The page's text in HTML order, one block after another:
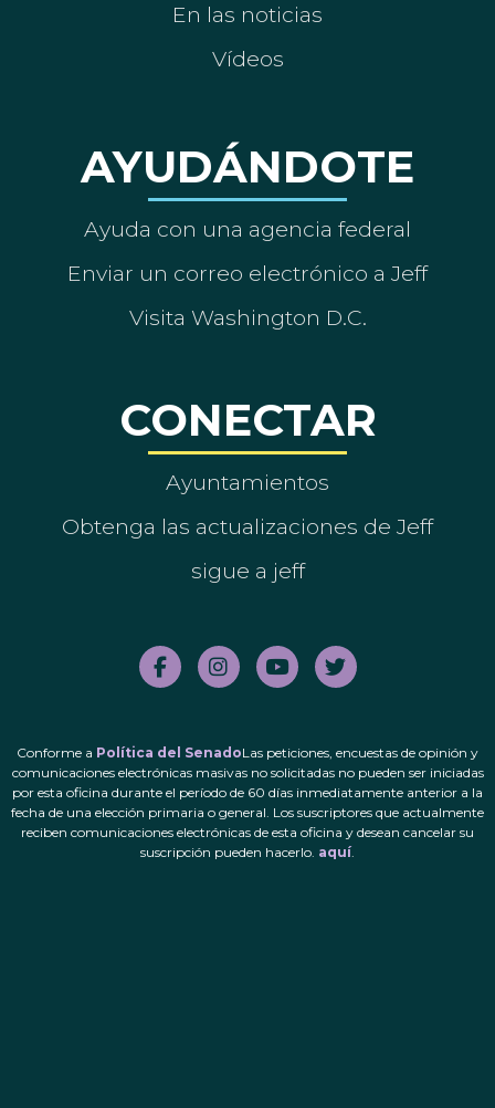
En las noticias
Vídeos
AYUDÁNDOTE
Ayuda con una agencia federal
Enviar un correo electrónico a Jeff
Visita Washington D.C.
CONECTAR
Ayuntamientos
Obtenga las actualizaciones de Jeff
sigue a jeff
Conforme a Política del SenadoLas peticiones, encuestas de opinión y
comunicaciones electrónicas masivas no solicitadas no pueden ser iniciadas
por esta oficina durante el período de 60 días inmediatamente anterior a la
fecha de una elección primaria o general. Los suscriptores que actualmente
reciben comunicaciones electrónicas de esta oficina y desean cancelar su
suscripción pueden hacerlo. aquí.